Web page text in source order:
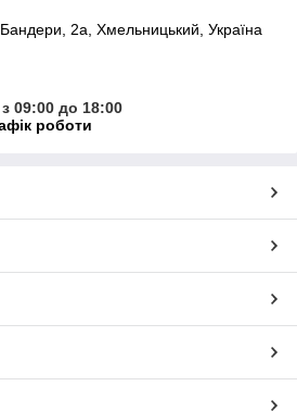
2a, Хмельницький, Україна
09:00 до 18:00
роботи